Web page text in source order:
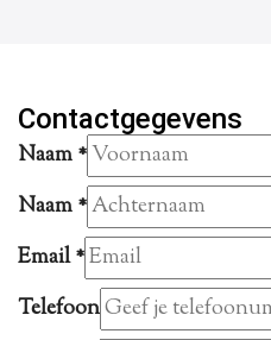
Contactgegevens
Naam*
Naam*
Email*
Telefoon